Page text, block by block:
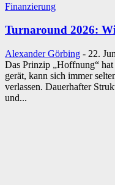
Finanzierung
Turnaround 2026:
Alexander Görbing - 22.
Das Prinzip „Hoffnung“
gerät, kann sich immer
verlassen. Dauerhafter
und...